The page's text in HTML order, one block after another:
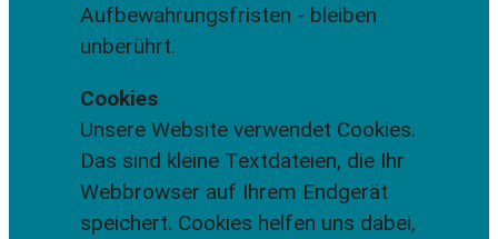
Aufbewahrungsfristen - bleiben
unberührt.
Cookies
Unsere Website verwendet Cookies.
Das sind kleine Textdateien, die Ihr
Webbrowser auf Ihrem Endgerät
speichert. Cookies helfen uns dabei,